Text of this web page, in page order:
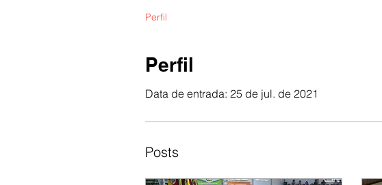
Perfil
Data de entrada: 25 de jul. de 2021
Posts
Perfil